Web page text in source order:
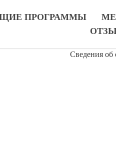
ПРОГРАММЫ
Сведения об